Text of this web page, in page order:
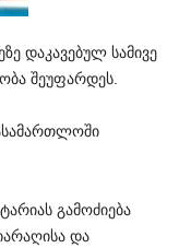
დაკავებულ სამივე
შეუფარდეს
გამოძიება
და